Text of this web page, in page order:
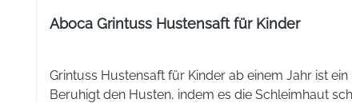
Aboca Grintuss Hustensaft für Kinder
Grintuss Hustensaft für Kinder ab einem Jahr ist
Beruhigt den Husten, indem es die Schleimhaut